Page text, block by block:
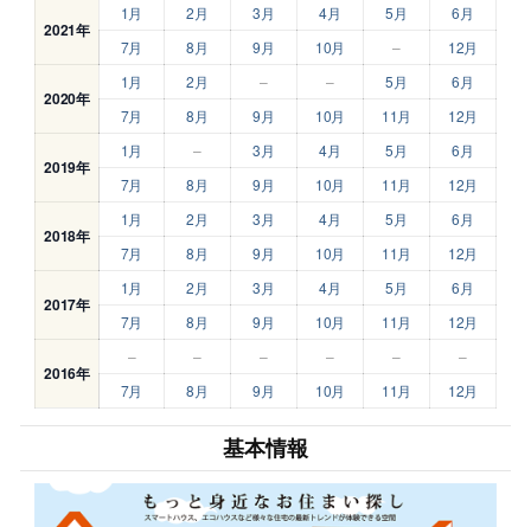
2021年
1月 2月 3月 4月 5月
6月
7月
8月 9月 10月 – 12月
2020年
1月 2月 – – 5月
6月
7月
8月 9月 10月 11月 12月
2019年
1月 – 3月 4月 5月
6月
7月
8月 9月 10月 11月 12月
2018年
1月 2月 3月 4月 5月
6月
7月
8月 9月 10月 11月 12月
2017年
1月 2月 3月 4月 5月
6月
7月
8月 9月 10月 11月 12月
2016年
– – – – –
–
7月
8月 9月 10月 11月 12月
基本情報